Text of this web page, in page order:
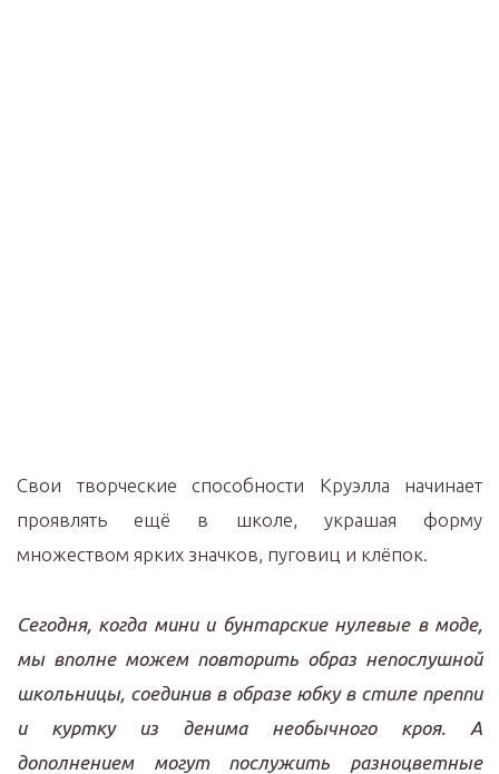
Свои творческие способности Круэлла начинает
проявлять ещё в школе, украшая форму
множеством ярких значков, пуговиц и клёпок.
Сегодня, когда мини и бунтарские нулевые в моде,
мы вполне можем повторить образ непослушной
школьницы, соединив в образе юбку в стиле преппи
и куртку из денима необычного кроя. А
дополнением могут послужить разноцветные